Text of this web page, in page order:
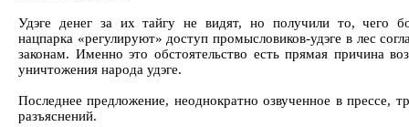
Удэге денег за их тайгу не видят, но получили то, чего
нацпарка «регулируют» доступ промысловиков-удэге в лес
законам. Именно это обстоятельство есть прямая причина
уничтожения народа удэге.
Последнее предложение, неоднократно озвученное в прессе,
разъяснений.